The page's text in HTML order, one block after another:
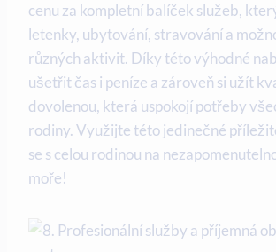
cenu za kompletní ⁢balíček služeb,
letenky, ubytování, stravování a
různých aktivit. Díky této výhodné
ušetřit čas i peníze a zároveň si užít
dovolenou, která‌ uspokojí potřeby
rodiny. Využijte této jedinečné
se s celou rodinou na
moře!